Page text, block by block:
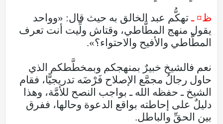
ظ¤ ـتهكُّم عبد الخالق به حيث قال: «وواحد
يقول منهج المطَّاطي، وقتاش ولِّيت أنت تعرف
المطَّاطي والأفيح والاحتواء؟».
نعم فالشيخ خبيرٌ بمنهجكم وبمخطَّطكم الذي
حاول رجالُ مجمَّع الإصلاح فَرْضَه تدريجيًّا، فقام
الشيخ ـ حفظه الله ـ بواجب النصح للأمَّة، وهذا
دليلٌ على إحاطته بواقع الدعوة وحالها، ففرق
بين الحقِّ والباطل.